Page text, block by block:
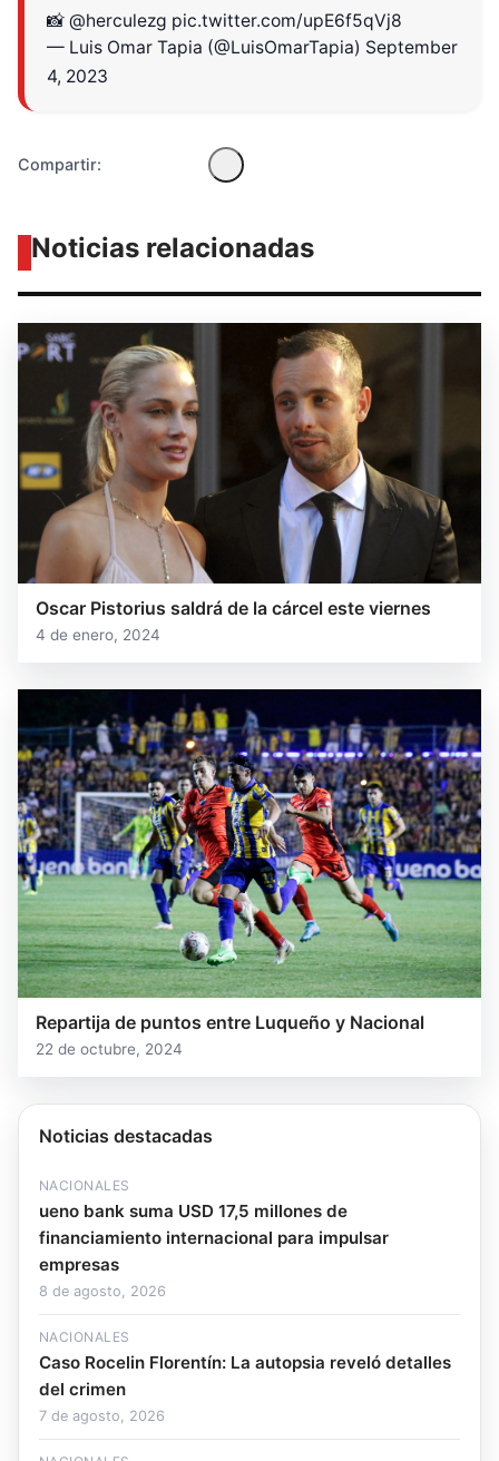
📸 @herculezg pic.twitter.com/upE6f5qVj8
— Luis Omar Tapia (@LuisOmarTapia) September
4, 2023
Compartir:
Noticias relacionadas
Oscar Pistorius saldrá de la cárcel este viernes
4 de enero, 2024
Repartija de puntos entre Luqueño y Nacional
22 de octubre, 2024
Noticias destacadas
NACIONALES
ueno bank suma USD 17,5 millones de
financiamiento internacional para impulsar
empresas
8 de agosto, 2026
NACIONALES
Caso Rocelin Florentín: La autopsia reveló detalles
del crimen
7 de agosto, 2026